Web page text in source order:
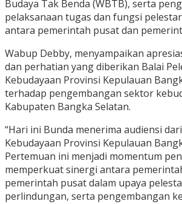
Budaya Tak Benda (WBTB), serta
pelaksanaan tugas dan fungsi
antara pemerintah pusat dan
Wabup Debby, menyampaikan
dan perhatian yang diberikan Balai
Kebudayaan Provinsi Kepulauan
terhadap pengembangan sektor
Kabupaten Bangka Selatan.
“Hari ini Bunda menerima audiensi
Kebudayaan Provinsi Kepulauan
Pertemuan ini menjadi momentum
memperkuat sinergi antara
pemerintah pusat dalam upaya
perlindungan, serta pengembangan